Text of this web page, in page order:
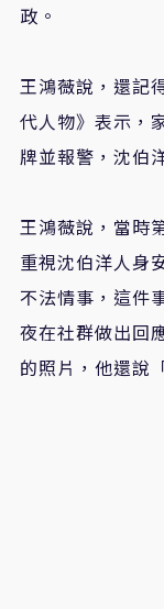
政 。
王鴻薇說，還記
代人物》表示，
牌並報警，沈伯
王鴻薇說 ，當時
重視沈伯洋人身
不法情事，這件
夜在社群做出回
的照片，他還說